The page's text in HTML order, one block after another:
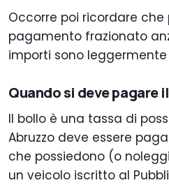
Occorre poi ricordare che
pagamento frazionato
importi sono leggermente
Quando si deve pagare
Il bollo è una tassa di
Abruzzo deve essere
che possiedono (o
un veicolo iscritto al